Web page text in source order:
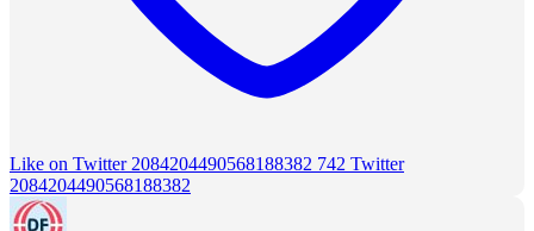
Like on Twitter 2084204490568188382 742 Twitter
2084204490568188382